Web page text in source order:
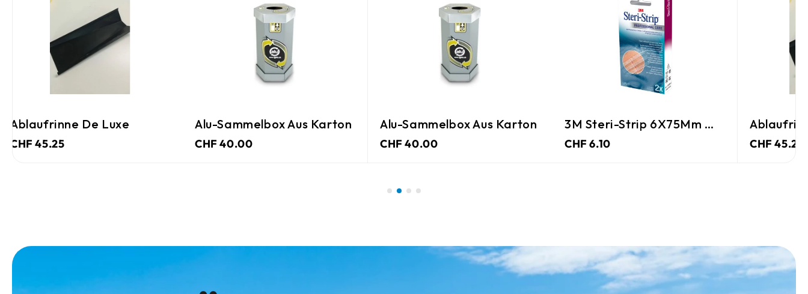
Ablaufrinne De Luxe
CHF 45.25
Alu-Sammelbox Aus Karton
CHF 40.00
Alu-Sammelbox Aus Karton
CHF 40.00
3M Steri-Strip 6X75Mm Weiss
CHF 6.10 CHF 45.25